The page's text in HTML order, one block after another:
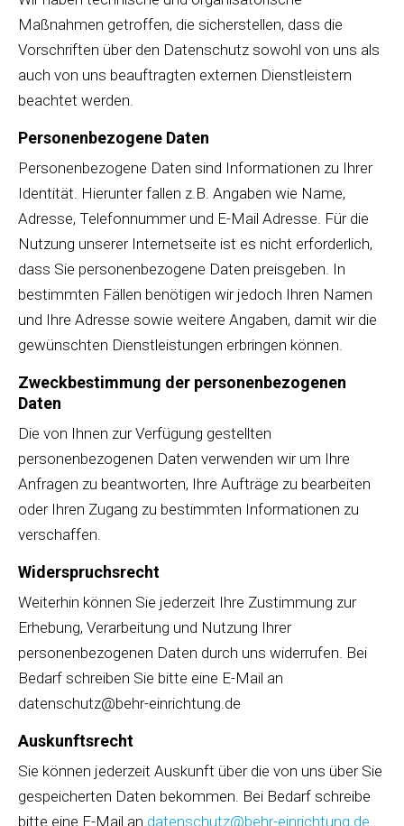
Maßnahmen getroffen, die sicherstellen, dass die
Vorschriften über den Datenschutz sowohl von uns als
auch von uns beauftragten externen Dienstleistern
beachtet werden.
Personenbezogene Daten
Personenbezogene Daten sind Informationen zu Ihrer
Identität. Hierunter fallen z.B. Angaben wie Name,
Adresse, Telefonnummer und E-Mail Adresse. Für die
Nutzung unserer Internetseite ist es nicht erforderlich,
dass Sie personenbezogene Daten preisgeben. In
bestimmten Fällen benötigen wir jedoch Ihren Namen
und Ihre Adresse sowie weitere Angaben, damit wir die
gewünschten Dienstleistungen erbringen können.
Zweckbestimmung der personenbezogenen
Daten
Die von Ihnen zur Verfügung gestellten
personenbezogenen Daten verwenden wir um Ihre
Anfragen zu beantworten, Ihre Aufträge zu bearbeiten
oder Ihren Zugang zu bestimmten Informationen zu
verschaffen.
Widerspruchsrecht
Weiterhin können Sie jederzeit Ihre Zustimmung zur
Erhebung, Verarbeitung und Nutzung Ihrer
personenbezogenen Daten durch uns widerrufen. Bei
Bedarf schreiben Sie bitte eine E-Mail an
datenschutz@behr-einrichtung.de
Auskunftsrecht
Sie können jederzeit Auskunft über die von uns über Sie
gespeicherten Daten bekommen. Bei Bedarf schreibe
bitte eine E-Mail an datenschutz@behr-einrichtung.de.